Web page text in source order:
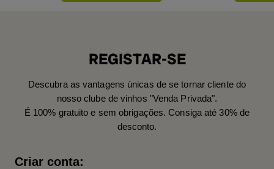
REGISTAR-SE
Descubra as vantagens únicas de se tornar cliente do
nosso clube de vinhos "Venda Privada".
É 100% gratuito e sem obrigações. Consiga até 30% de
desconto.
Criar conta: